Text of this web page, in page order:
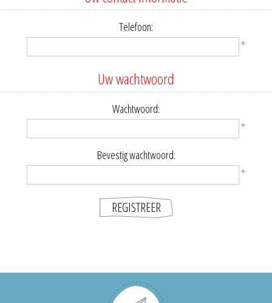
Telefoon:
*
Uw wachtwoord
Wachtwoord:
*
Bevestig wachtwoord:
*